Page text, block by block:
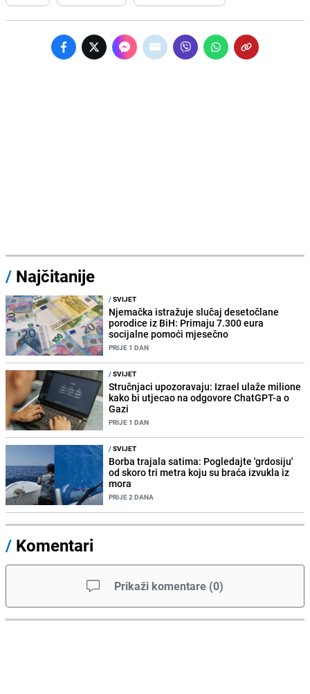
/ Najčitanije
/SVIJET
Njemačka istražuje slučaj desetočlane
porodice iz BiH: Primaju 7.300 eura
socijalne pomoći mjesečno
PRIJE 1 DAN
/SVIJET
Stručnjaci upozoravaju: Izrael ulaže milione
kako bi utjecao na odgovore ChatGPT-a o
Gazi
PRIJE 1 DAN
/SVIJET
Borba trajala satima: Pogledajte 'grdosiju'
od skoro tri metra koju su braća izvukla iz
mora
PRIJE 2 DANA
/ Komentari
Prikaži komentare (0)